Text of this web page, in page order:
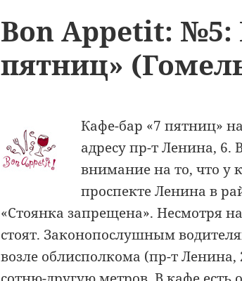
Bon Appetit: №5:
пятниц»
Кафе-бар «7 пятниц»
адресу пр-т Ленина, 6.
внимание на то, что у
проспекте Ленина в
«Стоянка запрещена». Несмотря
стоят. Законопослушным
возле облисполкома (пр-т